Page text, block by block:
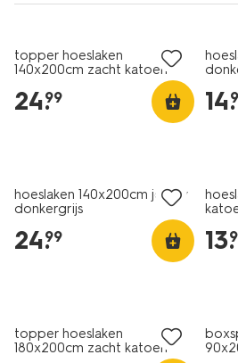
topper hoeslaken
140x200cm zacht katoen
24.
99 14.
hoeslaken 140x200cm jersey
donkergrijs
24.
99 13.
topper hoeslaken
180x200cm zacht katoen